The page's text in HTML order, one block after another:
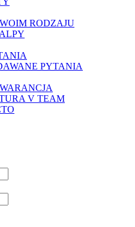
RODZAJU
PYTANIA
V TEAM